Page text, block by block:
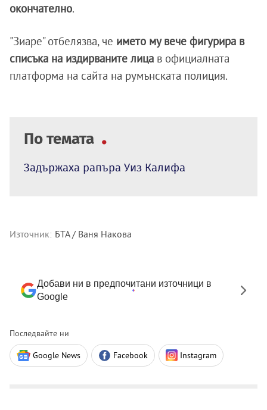
окончателно.
"Зиаре" отбелязва, че името му вече фигурира в
списъка на издирваните лица в официалната
платформа на сайта на румънската полиция.
По темата
Задържаха рапъра Уиз Калифа
Източник: БТА / Ваня Накова
Добави ни в предпочитани източници в
Google
Последвайте ни
Google News Facebook Instagram